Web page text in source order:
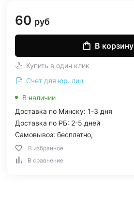
60 руб
В корзину
Купить в один клик
Счет для юр. лиц
В наличии
Доставка по Минску: 1-3 дня
Доставка по РБ: 2-5 дней
Самовывоз: бесплатно,
В избранное
В сравнение